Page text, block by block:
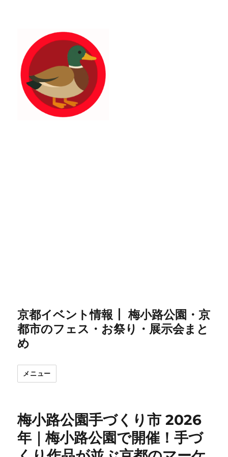
京都イベント情報┃ 梅小路公園・京
都市のフェス・お祭り・展示会まと
め
メニュー
梅小路公園手づくり市 2026
年｜梅小路公園で開催！手づ